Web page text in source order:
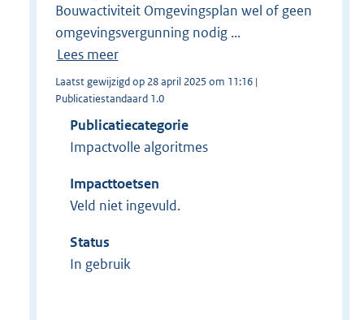
Bouwactiviteit Omgevingsplan wel of geen
omgevingsvergunning nodig ...
Lees meer
Laatst gewijzigd op 28 april 2025 om 11:16 |
Publicatiestandaard 1.0
Publicatiecategorie
Impactvolle algoritmes
Impacttoetsen
Veld niet ingevuld.
Status
In gebruik